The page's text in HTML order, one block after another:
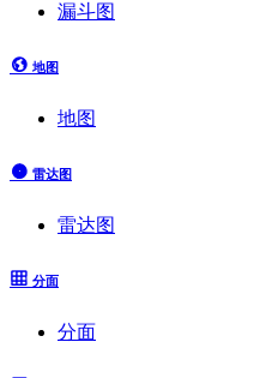
漏斗图
地图
地图
雷达图
雷达图
分面
分面